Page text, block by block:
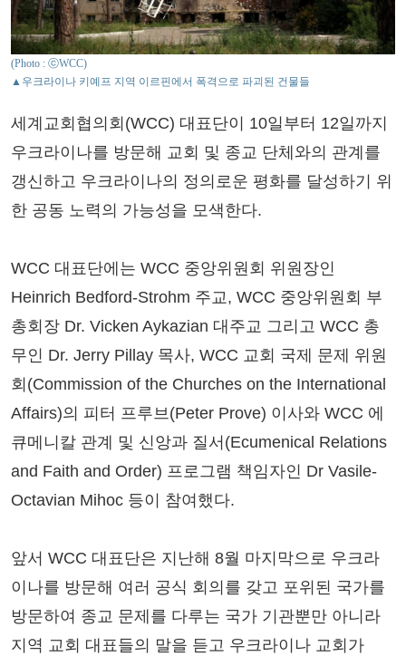
(Photo : ⓒWCC)
▲우크라이나 키예프 지역 이르핀에서 폭격으로 파괴된 건물들
세계교회협의회(WCC) 대표단이 10일부터 12일까지
우크라이나를 방문해 교회 및 종교 단체와의 관계를
갱신하고 우크라이나의 정의로운 평화를 달성하기 위
한 공동 노력의 가능성을 모색한다.
WCC 대표단에는 WCC 중앙위원회 위원장인
Heinrich Bedford-Strohm 주교, WCC 중앙위원회 부
총회장 Dr. Vicken Aykazian 대주교 그리고 WCC 총
무인 Dr. Jerry Pillay 목사, WCC 교회 국제 문제 위원
회(Commission of the Churches on the International
Affairs)의 피터 프루브(Peter Prove) 이사와 WCC 에
큐메니칼 관계 및 신앙과 질서(Ecumenical Relations
and Faith and Order) 프로그램 책임자인 Dr Vasile-
Octavian Mihoc 등이 참여했다.
앞서 WCC 대표단은 지난해 8월 마지막으로 우크라
이나를 방문해 여러 공식 회의를 갖고 포위된 국가를
방문하여 종교 문제를 다루는 국가 기관뿐만 아니라
지역 교회 대표들의 말을 듣고 우크라이나 교회가